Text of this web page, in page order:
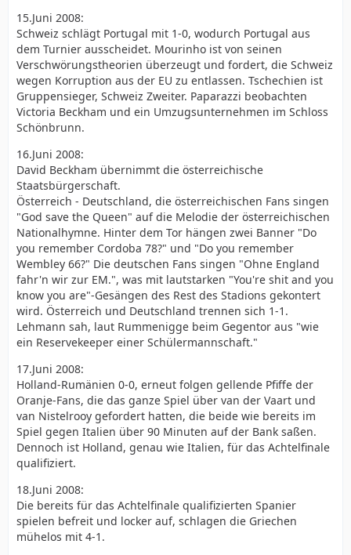
15.Juni 2008:
Schweiz schlägt Portugal mit 1-0, wodurch Portugal aus
dem Turnier ausscheidet. Mourinho ist von seinen
Verschwörungstheorien überzeugt und fordert, die Schweiz
wegen Korruption aus der EU zu entlassen. Tschechien ist
Gruppensieger, Schweiz Zweiter. Paparazzi beobachten
Victoria Beckham und ein Umzugsunternehmen im Schloss
Schönbrunn.
16.Juni 2008:
David Beckham übernimmt die österreichische
Staatsbürgerschaft.
Österreich - Deutschland, die österreichischen Fans singen
"God save the Queen" auf die Melodie der österreichischen
Nationalhymne. Hinter dem Tor hängen zwei Banner "Do
you remember Cordoba 78?" und "Do you remember
Wembley 66?" Die deutschen Fans singen "Ohne England
fahr'n wir zur EM.", was mit lautstarken "You're shit and you
know you are"-Gesängen des Rest des Stadions gekontert
wird. Österreich und Deutschland trennen sich 1-1.
Lehmann sah, laut Rummenigge beim Gegentor aus "wie
ein Reservekeeper einer Schülermannschaft."
17.Juni 2008:
Holland-Rumänien 0-0, erneut folgen gellende Pfiffe der
Oranje-Fans, die das ganze Spiel über van der Vaart und
van Nistelrooy gefordert hatten, die beide wie bereits im
Spiel gegen Italien über 90 Minuten auf der Bank saßen.
Dennoch ist Holland, genau wie Italien, für das Achtelfinale
qualifiziert.
18.Juni 2008:
Die bereits für das Achtelfinale qualifizierten Spanier
spielen befreit und locker auf, schlagen die Griechen
mühelos mit 4-1.